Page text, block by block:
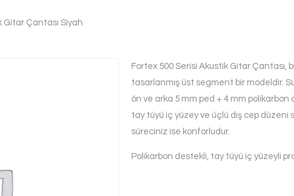
Gitar Çantası Siyah
Fortex 500 Serisi Akustik Gitar Çantası,
tasarlanmış üst segment bir modeldir.
ön ve arka 5 mm ped + 4 mm polikarbon
tay tüyü iç yüzey ve üçlü dış cep düzeni
süreciniz ise konforludur.
Polikarbon destekli, tay tüyü iç yüzeyli